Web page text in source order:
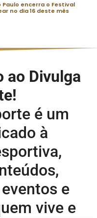
Paulo encerra o Festival
no dia 16 deste mês
ao Divulga
é um
à
e
vive e